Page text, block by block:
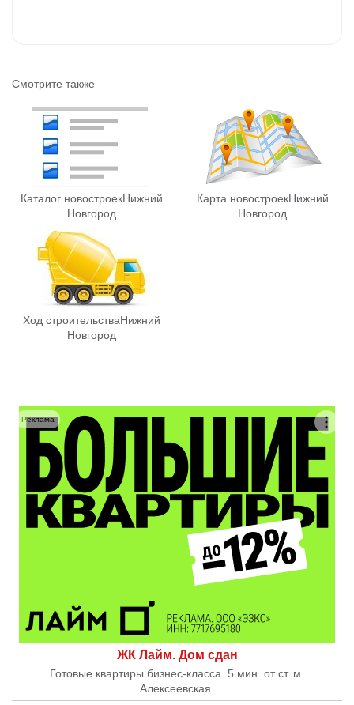
Смотрите также
Каталог новостроекНижний
Новгород
Карта новостроекНижний
Новгород
Ход строительстваНижний
Новгород
ЖК Лайм. Дом сдан
Готовые квартиры бизнес-класса. 5 мин. от ст. м.
Алексеевская.
Реклама